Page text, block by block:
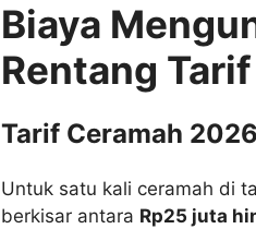
Biaya
Rentang
Tarif Ceramah 2026
Untuk satu kali ceramah di
berkisar antara Rp25 juta